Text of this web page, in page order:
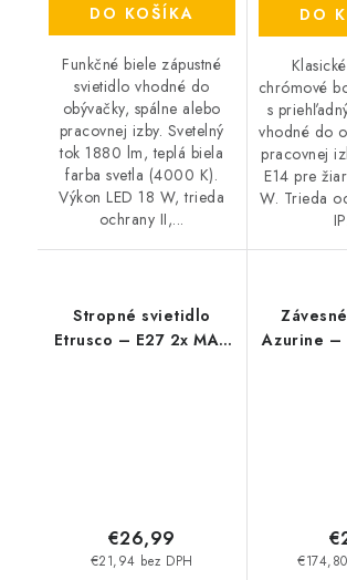
DO KOŠÍKA
Funkčné biele zápustné
svietidlo vhodné do
obývačky, spálne alebo
pracovnej izby. Svetelný
tok 1880 lm, teplá biela
farba svetla (4000 K).
Výkon LED 18 W, trieda
ochrany II,...
DO
chrómové
s
vhodné do
pracovnej
E14 pre
W. Trieda
Stropné svietidlo
Etrusco – E27 2x MAX
€21,94 bez DPH
€26,99
Azurine –